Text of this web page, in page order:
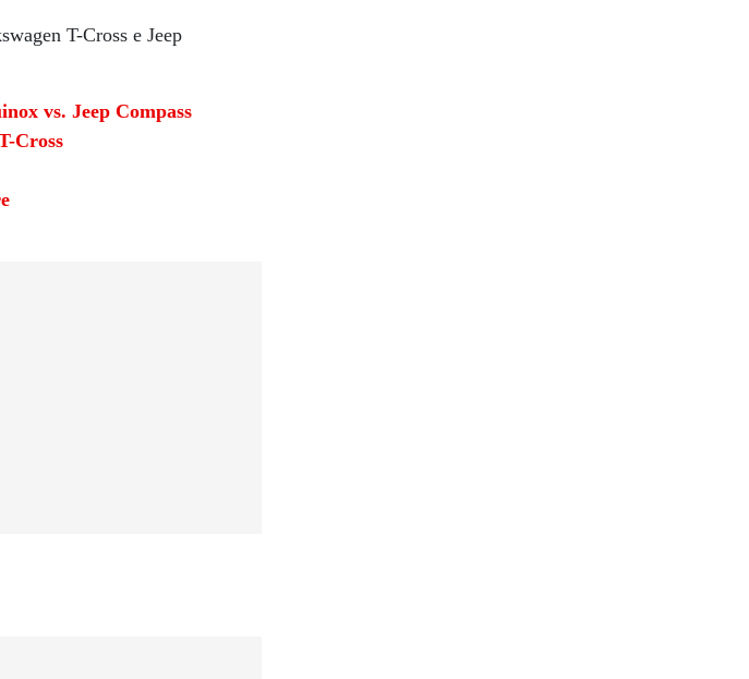
T-Cross e Jeep
vs. Jeep Compass
Cross